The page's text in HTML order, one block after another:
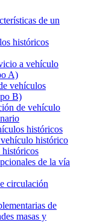
de un
históricos
a vehículo
A)
vehículos
B)
de vehículo
históricos
histórico
históricos
de la vía
circulación
de
masas y